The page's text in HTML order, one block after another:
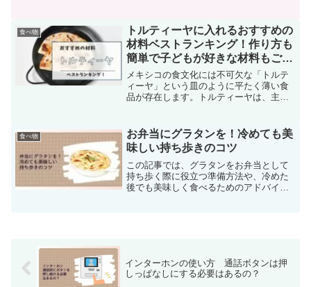
す。どちらのレシピも、昆布、鰹節、薄
口醤油、そしてみりんを使用...
食べ物
トルティーヤに入れるおすすめの
材料ベストランキング！作り方も
簡単で子どもが好きな材料もご紹
介
メキシコの食文化には不可欠な「トルテ
ィーヤ」という皿のように平たく薄い食
品が存在します。トルティーヤは、主に
的です。本国では刺激的な調味料で味付
けをすることが多く見られ...
食べ物
お弁当にグラタンを！冷めても美
味しい持ち歩きのコツ
この記事では、グラタンをお弁当として
持ち歩く際に役立つ準備方法や、冷めた
後でも美味しく食べるためのアドバイス
インターホンの使い方 通話ボタンは押
しっぱなしにする必要はあるの？